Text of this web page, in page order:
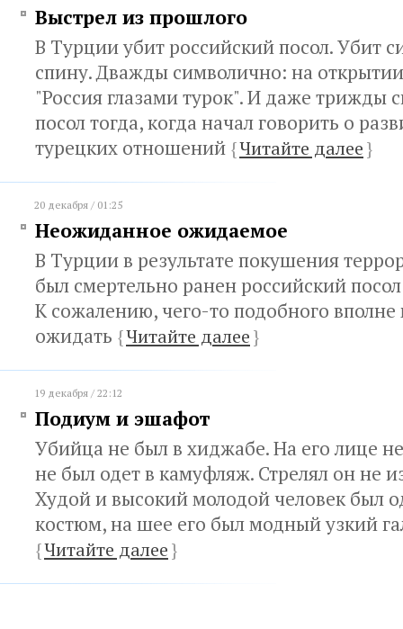
Выстрел из прошлого
В Турции убит российский посол. Убит
спину. Дважды символично: на
"Россия глазами турок". И даже трижды
посол тогда, когда начал говорить о
турецких отношений {Читайте далее}
20 декабря / 01:25
Неожиданное ожидаемое
В Турции в результате покушения
был смертельно ранен российский
К сожалению, чего-то подобного
ожидать {Читайте далее}
19 декабря / 22:12
Подиум и эшафот
Убийца не был в хиджабе. На его лице
не был одет в камуфляж. Стрелял он не
Худой и высокий молодой человек был
костюм, на шее его был модный узкий
{Читайте далее}